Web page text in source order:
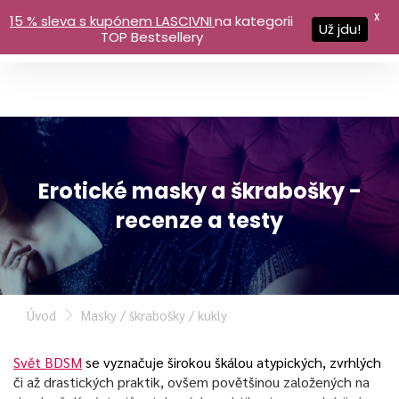
Erotické masky a škrabošky -
recenze a testy
Úvod Masky / škrabošky / kukly
Svět BDSM se vyznačuje širokou škálou atypických, zvrhlých
či až drastických praktik, ovšem povětšinou založených na
15 % sleva s kupónem LASCIVNIna kategorii
TOP Bestsellery
Už jdu!
X